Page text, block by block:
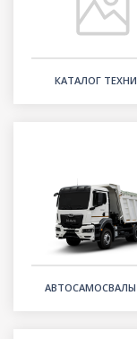
КАТАЛОГ
АВТОСАМОСВАЛЫ